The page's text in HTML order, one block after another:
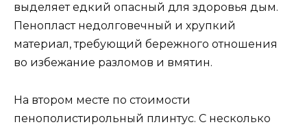
выделяет едкий опасный для здоровья дым.
Пенопласт недолговечный и хрупкий
материал, требующий бережного отношения
во избежание разломов и вмятин.
На втором месте по стоимости
пенополистирольный плинтус. С несколько